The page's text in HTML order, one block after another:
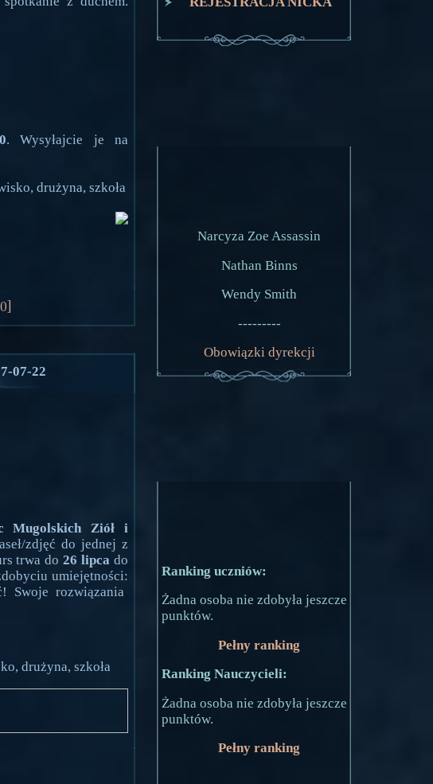
. Wysyłajcie je na
drużyna, szkoła
07-22
Mugolskich Ziół i
zdjęć do jednej z
trwa do26 lipcado
umiejętności:
Swoje rozwiązania
drużyna, szkoła
Narcyza Zoe Assassin
Nathan Binns
Wendy Smith
---------
Obowiązki dyrekcji
Ranking uczniów:
Żadna osoba nie zdobyła jeszcze
punktów.
Pełny ranking
Ranking Nauczycieli:
Żadna osoba nie zdobyła jeszcze
punktów.
Pełny ranking